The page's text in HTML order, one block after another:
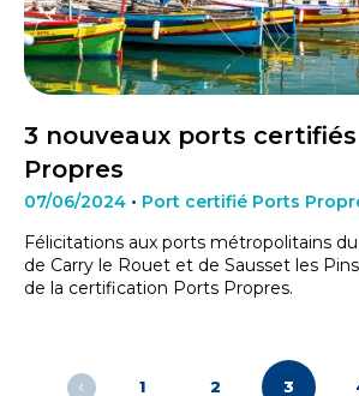
3 nouveaux ports
Propres
07/06/2024 • Port certifié Ports
Félicitations aux ports métropolitains du
de Carry le Rouet et de Sausset les
de la certification Ports Propres.
Pagination
‹ 1 2 3